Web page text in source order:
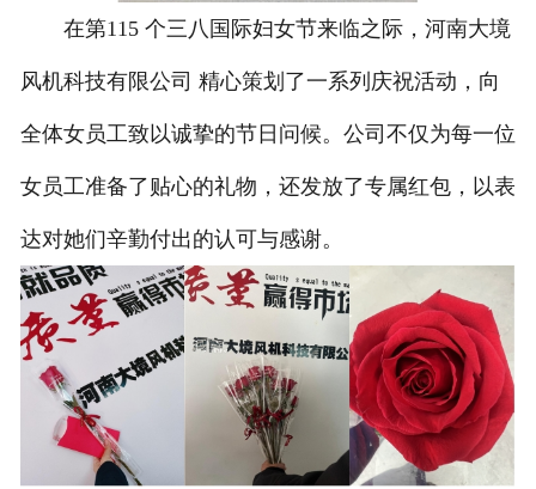
联系我们
在第115 个三八国际妇女节来临之际，河南大境
风机科技有限公司 精心策划了一系列庆祝活动，向
全体女员工致以诚挚的节日问候。公司不仅为每一位
女员工准备了贴心的礼物，还发放了专属红包，以表
达对她们辛勤付出的认可与感谢。